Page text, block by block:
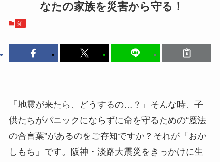
なたの家族を災害から守る！
知
「地震が来たら、どうするの…？」そんな時、子
供たちがパニックにならずに命を守るための“魔法
の合言葉”があるのをご存知ですか？それが「おか
しもち」です。阪神・淡路大震災をきっかけに生